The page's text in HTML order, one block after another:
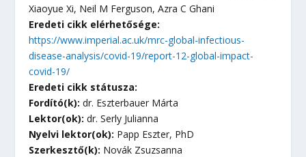
Xiaoyue Xi, Neil M Ferguson, Azra C Ghani
Eredeti cikk elérhetősége:
https://www.imperial.ac.uk/mrc-global-infectious-
disease-analysis/covid-19/report-12-global-impact-
covid-19/
Eredeti cikk státusza:
Fordító(k): dr. Eszterbauer Márta
Lektor(ok): dr. Serly Julianna
Nyelvi lektor(ok): Papp Eszter, PhD
Szerkesztő(k): Novák Zsuzsanna